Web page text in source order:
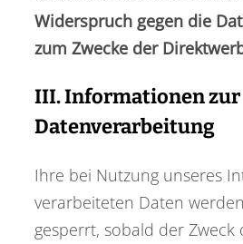
Widerspruch gegen die
zum Zwecke der
III. Informationen zur
Datenverarbeitung
Ihre bei Nutzung unseres
verarbeiteten Daten
gesperrt, sobald der Zweck